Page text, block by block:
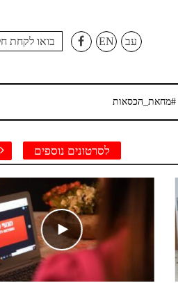
עב EN בואו לקחת
#מחאת_הכסאות
לסרטונים נוספים